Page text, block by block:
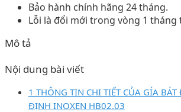
Bảo hành chính hãng 24 tháng.
Lỗi là đổi mới trong vòng 1 tháng
Mô tả
Nội dung bài viết
1 THÔNG TIN CHI TIẾT CỦA GÍA
ĐỊNH INOXEN HB02.03